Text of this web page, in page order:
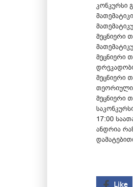
კონკურსი
მეცნიერი
მეცნიერი
მეცნიერი
თეორიული
მეცნიერი
17:00
ანდრია
Like